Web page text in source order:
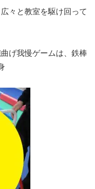
々と教室を駆け回って
げ我慢ゲームは、鉄棒